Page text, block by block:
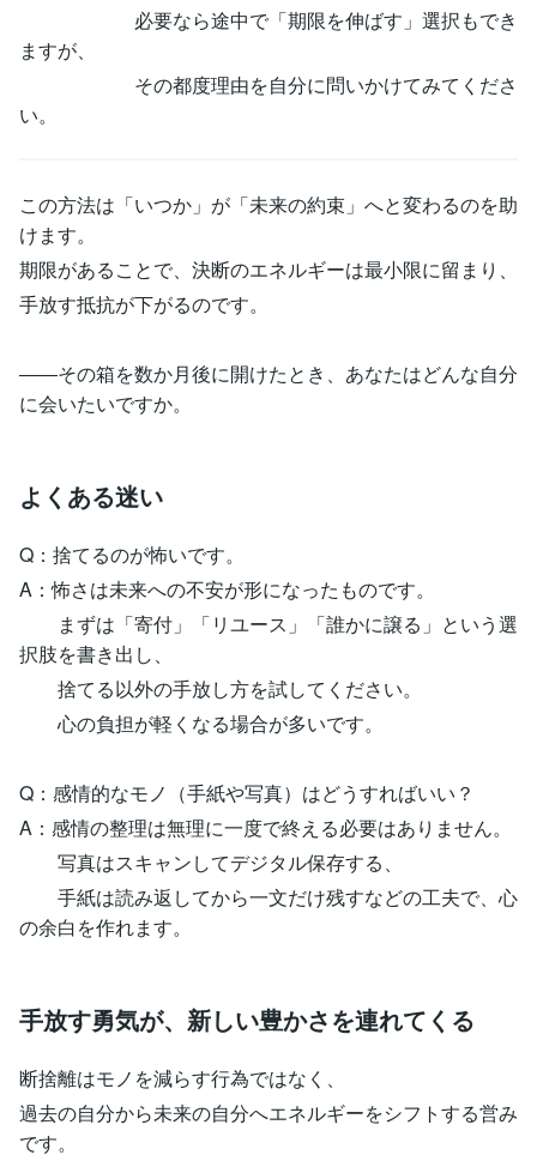
必要なら途中で「期限を伸ばす」選択もでき
ますが、
その都度理由を自分に問いかけてみてくださ
い。
この方法は「いつか」が「未来の約束」へと変わるのを助
けます。
期限があることで、決断のエネルギーは最小限に留まり、
手放す抵抗が下がるのです。
――その箱を数か月後に開けたとき、あなたはどんな自分
に会いたいですか。
よくある迷い
Q：捨てるのが怖いです。
A：怖さは未来への不安が形になったものです。
まずは「寄付」「リユース」「誰かに譲る」という選
択肢を書き出し、
捨てる以外の手放し方を試してください。
心の負担が軽くなる場合が多いです。
Q：感情的なモノ（手紙や写真）はどうすればいい？
A：感情の整理は無理に一度で終える必要はありません。
写真はスキャンしてデジタル保存する、
手紙は読み返してから一文だけ残すなどの工夫で、心
の余白を作れます。
手放す勇気が、新しい豊かさを連れてくる
断捨離はモノを減らす行為ではなく、
過去の自分から未来の自分へエネルギーをシフトする営み
です。